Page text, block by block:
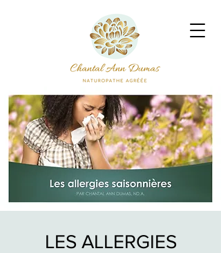
LES ALLERGIES